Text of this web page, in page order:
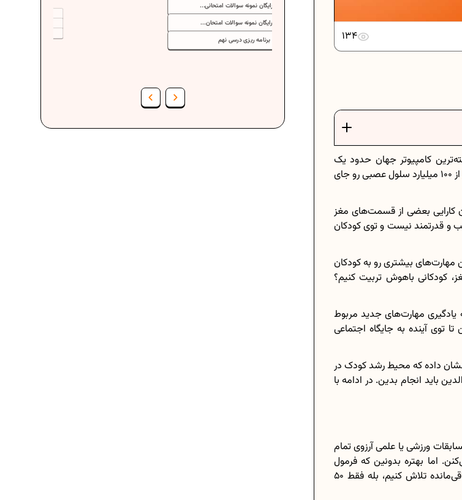
دانلود رایگان نمونه سوالات امتحان...
برنامه‌ ریزی درسی نهم
فرمول حجم اشکال هندسی در ریاضیات
برنامه‌ ریزی درسی هفتم
عادات افراد موفق
برنامه‌ ریزی درسی هشتم
دانلود رایگان نمونه سوالات امتحانی...
دانلود رایگان کتاب‌های دوازدهم...
حذفیات کنکور انسانی 1404
دانلود رایگان نمونه سوالات امتحانی...
برنامه‌ ریزی درسی نهم
فرمول حجم اشکال هندسی در ریاضیات
برنامه‌ ریزی درسی هفتم
134
کامپیوتر جهان حدود یک
کیلوگرم (به طور دقیق 1359 گرم) وزن داره و در همین حجم کوچک تونسته بیش از 100 میلیارد سلول عصبی رو جای
کارایی بعضی از قسمت‌های مغز
قدرتمند نیست و توی کودکان
بیشتری رو به کودکان
کودکانی باهوش تربیت کنیم؟
مهارت‌های جدید مربوط
آینده به جایگاه اجتماعی
داده که محیط رشد کودک در
باید انجام بدین. در ادامه با
ورزشی یا علمی آرزوی تمام
اما بهتره بدونین که فرمول
جادویی برای پرورش کودک باهوش وجود نداره. ما صرفا باید برای 50 درصد باقی‌مانده تلاش کنیم، بله فقط 50